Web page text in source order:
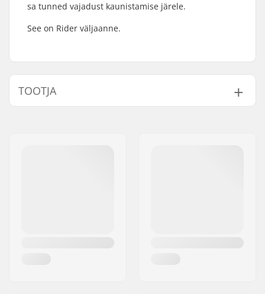
sa tunned vajadust kaunistamise järele.
See on Rider väljaanne.
TOOTJA